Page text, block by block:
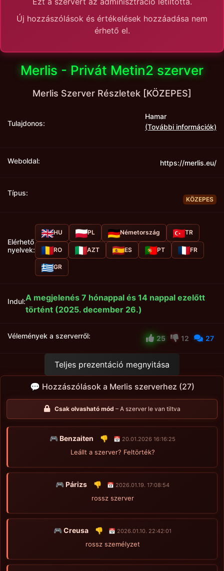
Új hozzászólások és értékelések hozzáadása nem
érhető el.
Merlis - Privát Metin2 szerver
Merlis Szerver Részletek [KÖZEPES]
Tulajdonos:
Hamar
(További információk)
Weboldal: https://merlis.eu/
Típus:
KÖZEPES
Elérhető
nyelvek:
HU PL Németország TR
RO AZT ES PT FR
GR
Indul:A megjelenés 7 hónappal és 14 nappal ezelőtt
történt (2025. december 26.)
Vélemények a szerverről: 25 12 27
Teljes prezentáció megnyitása
💬 Hozzászólások a Merlis szerverhez (27)
Csak olvasható mód – A szerver le van tiltva
🎮 Benzaiten 👎 📅 20.01.2026 16:16:25
Leállt a szerver? Feltörték?
🎮 Párizs 👎 📅 2026.01.19. 17:08:54
rossz szerver
🎮 Creusa 👎 📅 2026.01.10. 22:42:01
rossz személyzet